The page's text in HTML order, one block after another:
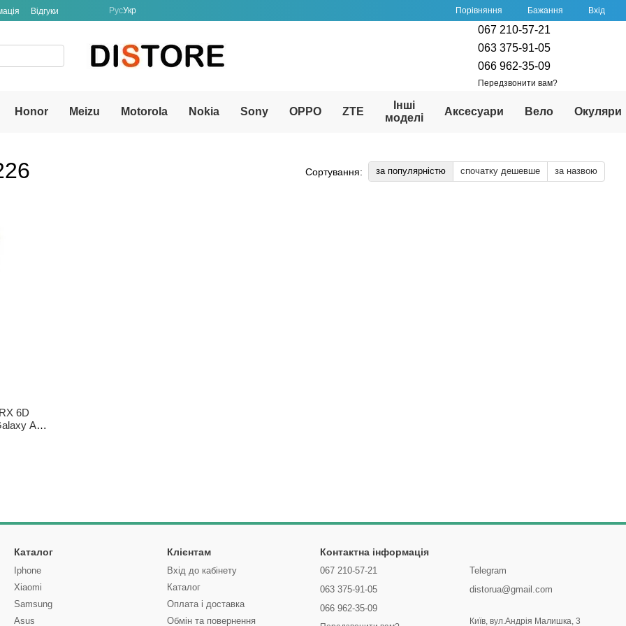
Відгуки РусУкр Порівняння Бажання Вхід
067 210-57-21
063 375-91-05
066 962-35-09
Передзвонити вам?
Honor Meizu Motorola Nokia Sony OPPO ZTE
Інші
моделі
Аксесуари Вело Окуляри
Сортування: за популярністю спочатку дешевше за назвою
6D
A22
Каталог
Iphone
Xiaomi
Samsung
Asus
Клієнтам
Вхід до кабінету
Каталог
Оплата і доставка
Обмін та повернення
Контактна інформація
067 210-57-21
063 375-91-05
066 962-35-09
Telegram
distorua@gmail.com
Київ, вул.Андрія Малишка, 3